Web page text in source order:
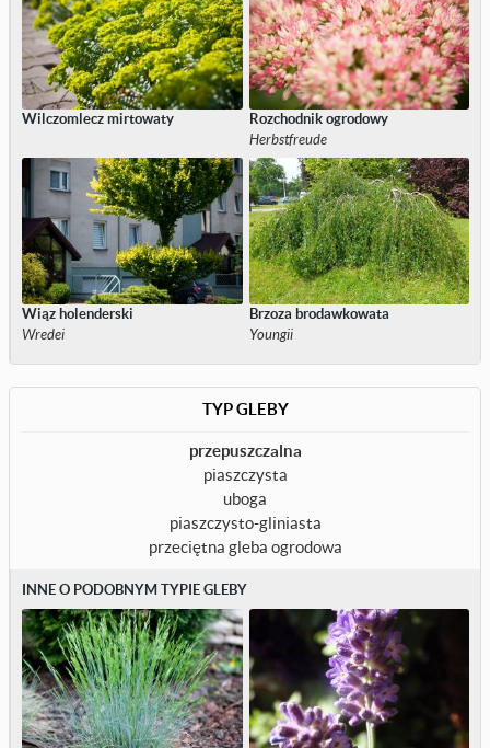
Wilczomlecz mirtowaty
Rozchodnik ogrodowy
Herbstfreude
Wiąz holenderski
Wredei
Brzoza brodawkowata
Youngii
TYP GLEBY
przepuszczalna
piaszczysta
uboga
piaszczysto-gliniasta
przeciętna gleba ogrodowa
INNE O PODOBNYM TYPIE GLEBY